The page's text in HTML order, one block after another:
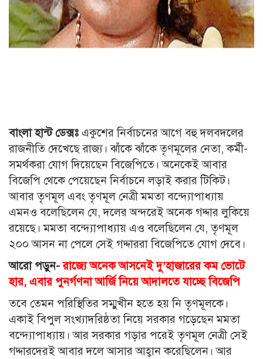
বাংলা হান্ট ডেক্সঃ একুশের নির্বাচনের আগে বহু দলবদলের
রাজনীতি দেখেছে রাজ্য। ঝাঁকে ঝাঁকে তৃণমূলের নেতা, কর্মী-
সমর্থকরা যোগ দিয়েছেন বিজেপিতে। অনেকেই আবার
বিজেপি থেকে পেয়েছেন নির্বাচনে লড়াই করার টিকিট।
আবার তৃণমূল এবং তৃণমূল নেত্রী মমতা বন্দ্যোপাধ্যায়
এমনও বলেছিলেন যে, দলের অন্দরেই অনেক গদ্দার লুকিয়ে
রয়েছে। মমতা বন্দ্যোপাধ্যায় এও বলেছিলেন যে, তৃণমূল
২০০ আসন না পেলে সেই গদ্দাররা বিজেপিতে যোগ দেবে।
আরো পড়ুন-রাজ্যে অনেক আসনেই দু’হাজারের কম ভোটে
হার, এবার পুনর্গণনা আর্জি নিয়ে আদালতে যাচ্ছে বিজেপি
তবে তেমন পরিস্থিতির সম্মুখীন হতে হয় নি তৃণমূলকে।
একাই বিপুল সংখ্যাদরিষ্ঠতা নিয়ে সরকার গড়েছেন মমতা
বন্দ্যোপাধ্যায়। আর সরকার গড়ার পরেই তৃণমূল নেত্রী সেই
গদ্দারদেরই আবার দলে আসার আহ্বান করেছিলেন। আর